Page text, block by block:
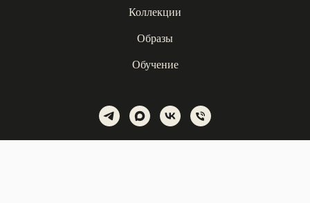
Коллекции
Образы
Обучение